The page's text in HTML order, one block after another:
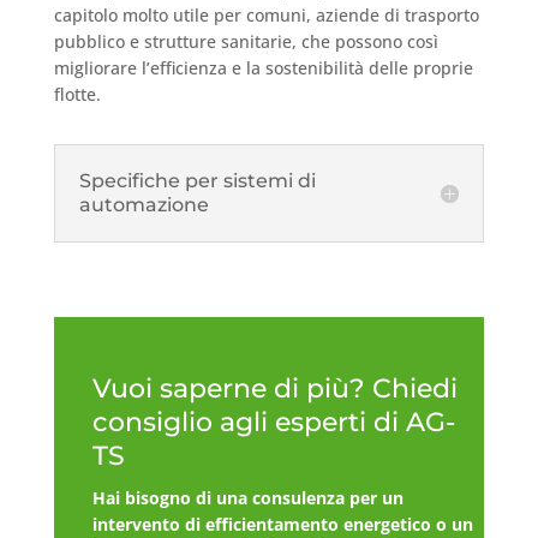
capitolo molto utile per comuni, aziende di trasporto
pubblico e strutture sanitarie, che possono così
migliorare l’efficienza e la sostenibilità delle proprie
flotte.
Specifiche per sistemi di
automazione
Vuoi saperne di più? Chiedi
consiglio agli esperti di AG-
TS
Hai bisogno di una consulenza per un
intervento di efficientamento energetico o un